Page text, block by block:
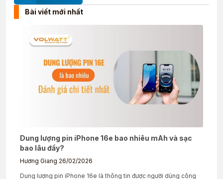
Bài viết mới nhất
Dung lượng pin iPhone 16e bao nhiêu mAh và sạc
bao lâu đầy?
Hương Giang 26/02/2026
Dung lượng pin iPhone 16e là thông tin được người dùng công